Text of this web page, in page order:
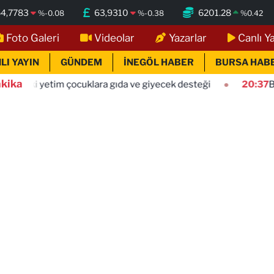
%-0.08 63,9310 %-0.38 6201.28 %0.42
Foto Galeri Videolar Yazarlar Canlı
YAYIN GÜNDEM İNEGÖL HABER BURSA
çocuklara gıda ve giyecek desteği 20:37Büyükçekmece